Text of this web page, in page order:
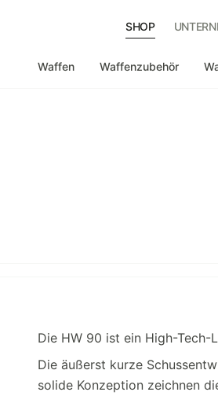
SHOP
Waffen Waffenzubehör
Die HW 90 ist ein High-
Die äußerst kurze
solide Konzeption zeichnen